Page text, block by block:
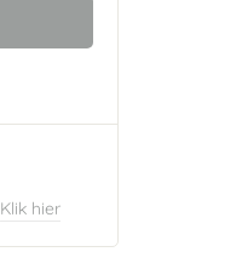
Klik hier